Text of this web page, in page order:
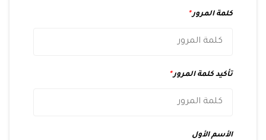
كلمة المرور*
تأكيد كلمة المرور*
الأسم الأول